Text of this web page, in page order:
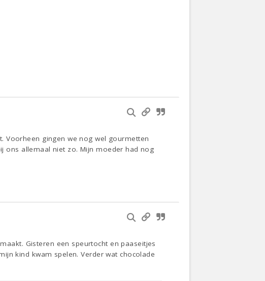
Voorheen gingen we nog wel gourmetten
ons allemaal niet zo. Mijn moeder had nog
Gisteren een speurtocht en paaseitjes
kind kwam spelen. Verder wat chocolade